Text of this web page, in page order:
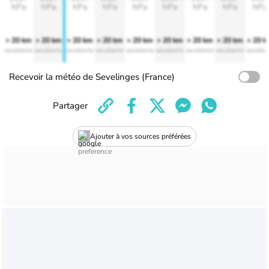
hPa
> 20 km
excellente
hPa
> 20 km
excellente
hPa
> 20 km
excellente
hPa
> 20 km
excellente
hPa
> 20 km
excellente
hPa
> 20 km
excellente
hPa
> 20 km
excellente
hPa
> 20 km
excellente
hPa
> 20
Recevoir la météo de Sevelinges (France)
Ajouter à vos sources préférées
Partager